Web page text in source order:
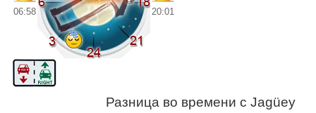
06:58 20:01
Разница во времени с Jagüey